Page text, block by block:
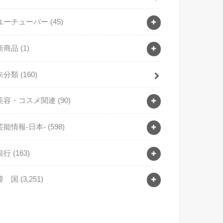
ーチューバー (45)
商品 (1)
分類 (160)
容・コスメ関連 (90)
能情報-日本- (598)
行 (163)
国 (3,251)